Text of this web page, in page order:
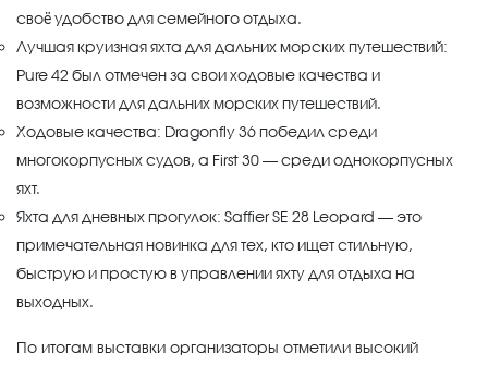
своё удобство для семейного отдыха.
Лучшая круизная яхта для дальних морских путешествий:
Pure 42 был отмечен за свои ходовые качества и
возможности для дальних морских путешествий.
Ходовые качества: Dragonfly 36 победил среди
многокорпусных судов, а First 30 — среди однокорпусных
яхт.
Яхта для дневных прогулок: Saffier SE 28 Leopard — это
примечательная новинка для тех, кто ищет стильную,
быструю и простую в управлении яхту для отдыха на
выходных.
По итогам выставки организаторы отметили высокий